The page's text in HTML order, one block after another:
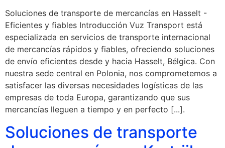
Soluciones de transporte de mercancías en Hasselt -
Eficientes y fiables Introducción Vuz Transport está
especializada en servicios de transporte internacional
de mercancías rápidos y fiables, ofreciendo soluciones
de envío eficientes desde y hacia Hasselt, Bélgica. Con
nuestra sede central en Polonia, nos comprometemos a
satisfacer las diversas necesidades logísticas de las
empresas de toda Europa, garantizando que sus
mercancías lleguen a tiempo y en perfecto [...].
Soluciones de transporte